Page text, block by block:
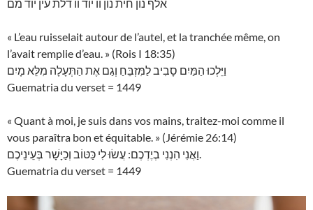
אלף נון חית נון וו יוד וו דלת עין יוד מם
« L’eau ruisselait autour de l’autel, et la tranchée même, on
l’avait remplie d’eau. » (Rois I 18:35)
וַיֵּלְכוּ הַמַּיִם סָבִיב לַמִּזְבֵּחַ וְגַם אֶת הַתְּעָלָה מִלֵּא מָיִם
Guematria du verset = 1449
« Quant à moi, je suis dans vos mains, traitez-moi comme il
vous paraîtra bon et équitable. » (Jérémie 26:14)
וַאֲנִי הִנְנִי בְיֶדְכֶם: עֲשׂוּ לִי כַּטּוֹב וְכַיָּשָׁר בְּעֵינֵיכֶם.
Guematria du verset = 1449